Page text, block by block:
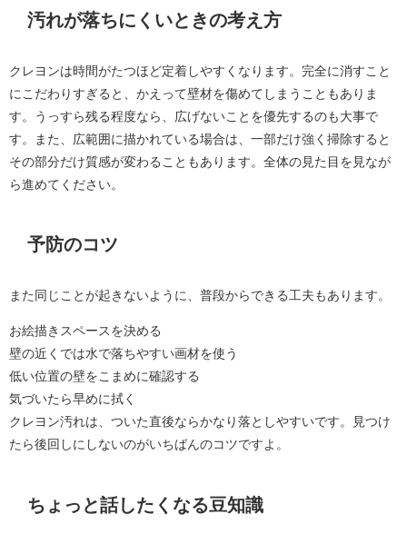
汚れが落ちにくいときの考え方
クレヨンは時間がたつほど定着しやすくなります。完全に消すこと
にこだわりすぎると、かえって壁材を傷めてしまうこともありま
す。うっすら残る程度なら、広げないことを優先するのも大事で
す。また、広範囲に描かれている場合は、一部だけ強く掃除すると
その部分だけ質感が変わることもあります。全体の見た目を見なが
ら進めてください。
予防のコツ
また同じことが起きないように、普段からできる工夫もあります。
お絵描きスペースを決める
壁の近くでは水で落ちやすい画材を使う
低い位置の壁をこまめに確認する
気づいたら早めに拭く
クレヨン汚れは、ついた直後ならかなり落としやすいです。見つけ
たら後回しにしないのがいちばんのコツですよ。
ちょっと話したくなる豆知識